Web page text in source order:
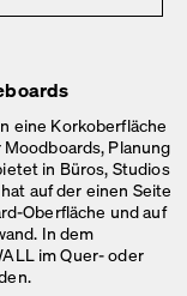
eine Korkoberfläche
Planung
in Büros, Studios
auf der einen Seite
Oberfläche und auf
In dem
im Quer- oder